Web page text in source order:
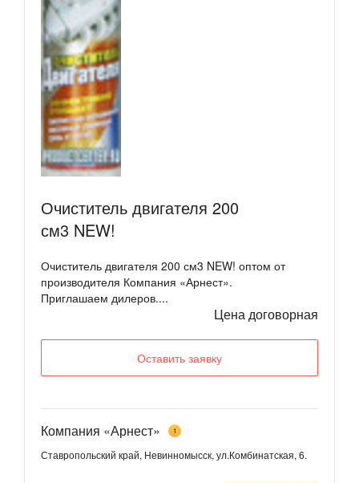
Очиститель двигателя 200
см3 NEW!
Очиститель двигателя 200 см3 NEW! оптом от
производителя Компания «Арнест».
Приглашаем дилеров....
Цена договорная
Оставить заявку
Компания «Арнест» 1
Ставропольский край, Невинномысск, ул.Комбинатская, 6.